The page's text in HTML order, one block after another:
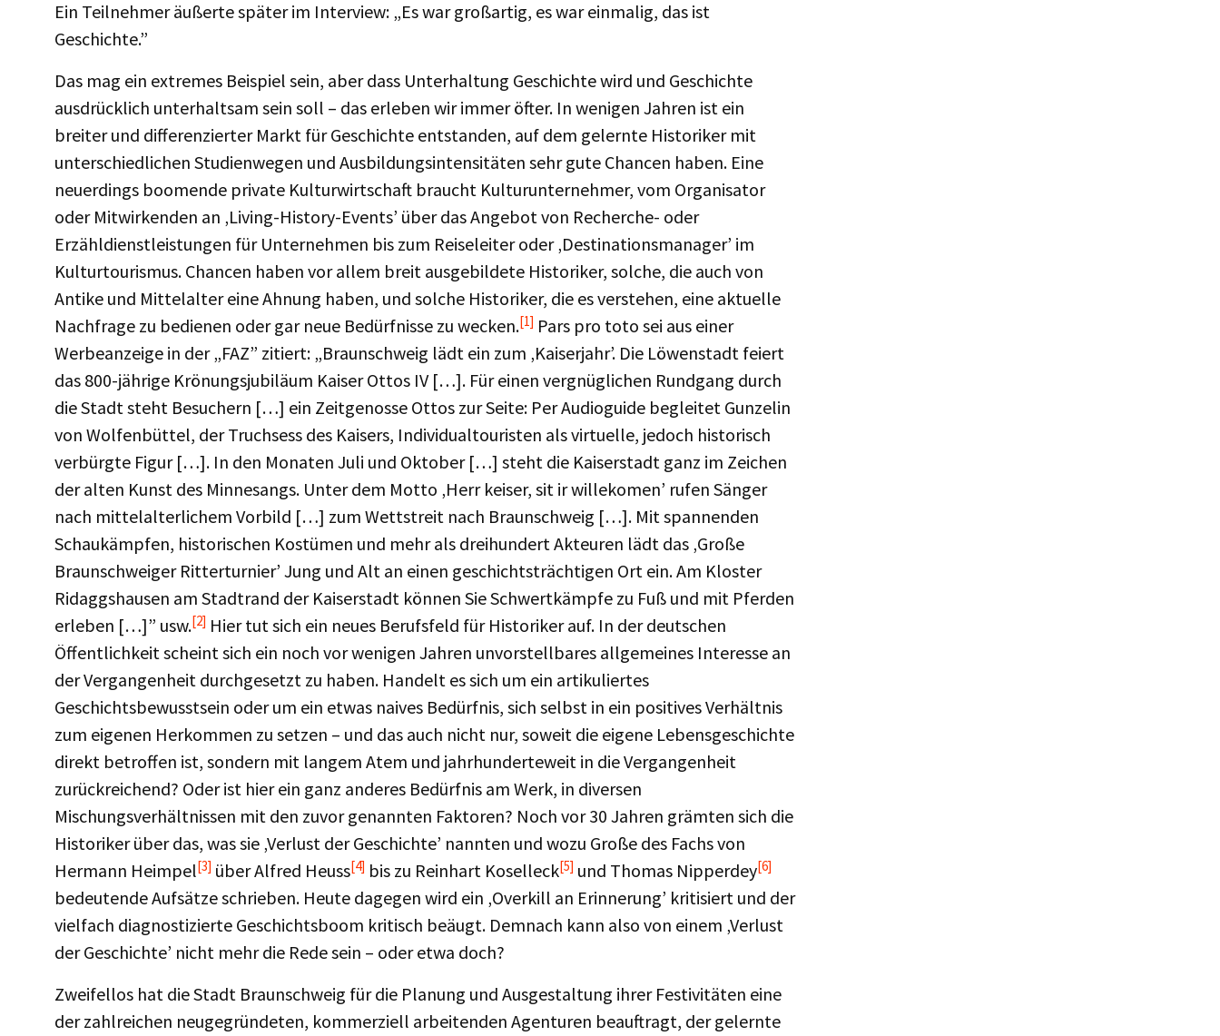
Ein Teilnehmer äußerte später im Interview: „Es war großartig, es war einmalig, das ist
Geschichte.”
Das mag ein extremes Beispiel sein, aber dass Unterhaltung Geschichte wird und Geschichte
ausdrücklich unterhaltsam sein soll – das erleben wir immer öfter. In wenigen Jahren ist ein
breiter und differenzierter Markt für Geschichte entstanden, auf dem gelernte Historiker mit
unterschiedlichen Studienwegen und Ausbildungsintensitäten sehr gute Chancen haben. Eine
neuerdings boomende private Kulturwirtschaft braucht Kulturunternehmer, vom Organisator
oder Mitwirkenden an ‚Living-History-Events’ über das Angebot von Recherche- oder
Erzähldienstleistungen für Unternehmen bis zum Reiseleiter oder ‚Destinationsmanager’ im
Kulturtourismus. Chancen haben vor allem breit ausgebildete Historiker, solche, die auch von
Antike und Mittelalter eine Ahnung haben, und solche Historiker, die es verstehen, eine aktuelle
Nachfrage zu bedienen oder gar neue Bedürfnisse zu wecken.[1] Pars pro toto sei aus einer
Werbeanzeige in der „FAZ” zitiert: „Braunschweig lädt ein zum ‚Kaiserjahr’. Die Löwenstadt feiert
das 800-jährige Krönungsjubiläum Kaiser Ottos IV […]. Für einen vergnüglichen Rundgang durch
die Stadt steht Besuchern […] ein Zeitgenosse Ottos zur Seite: Per Audioguide begleitet Gunzelin
von Wolfenbüttel, der Truchsess des Kaisers, Individualtouristen als virtuelle, jedoch historisch
verbürgte Figur […]. In den Monaten Juli und Oktober […] steht die Kaiserstadt ganz im Zeichen
der alten Kunst des Minnesangs. Unter dem Motto ‚Herr keiser, sit ir willekomen’ rufen Sänger
nach mittelalterlichem Vorbild […] zum Wettstreit nach Braunschweig […]. Mit spannenden
Schaukämpfen, historischen Kostümen und mehr als dreihundert Akteuren lädt das ‚Große
Braunschweiger Ritterturnier’ Jung und Alt an einen geschichtsträchtigen Ort ein. Am Kloster
Ridaggshausen am Stadtrand der Kaiserstadt können Sie Schwertkämpfe zu Fuß und mit Pferden
erleben […]” usw.[2] Hier tut sich ein neues Berufsfeld für Historiker auf. In der deutschen
Öffentlichkeit scheint sich ein noch vor wenigen Jahren unvorstellbares allgemeines Interesse an
der Vergangenheit durchgesetzt zu haben. Handelt es sich um ein artikuliertes
Geschichtsbewusstsein oder um ein etwas naives Bedürfnis, sich selbst in ein positives Verhältnis
zum eigenen Herkommen zu setzen – und das auch nicht nur, soweit die eigene Lebensgeschichte
direkt betroffen ist, sondern mit langem Atem und jahrhunderteweit in die Vergangenheit
zurückreichend? Oder ist hier ein ganz anderes Bedürfnis am Werk, in diversen
Mischungsverhältnissen mit den zuvor genannten Faktoren? Noch vor 30 Jahren grämten sich die
Historiker über das, was sie ‚Verlust der Geschichte’ nannten und wozu Große des Fachs von
Hermann Heimpel[3] über Alfred Heuss[4] bis zu Reinhart Koselleck[5] und Thomas Nipperdey[6]
bedeutende Aufsätze schrieben. Heute dagegen wird ein ‚Overkill an Erinnerung’ kritisiert und der
vielfach diagnostizierte Geschichtsboom kritisch beäugt. Demnach kann also von einem ‚Verlust
der Geschichte’ nicht mehr die Rede sein – oder etwa doch?
Zweifellos hat die Stadt Braunschweig für die Planung und Ausgestaltung ihrer Festivitäten eine
der zahlreichen neugegründeten, kommerziell arbeitenden Agenturen beauftragt, der gelernte